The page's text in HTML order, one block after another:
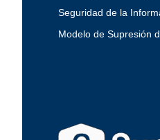
Seguridad de la
Modelo de Supresión